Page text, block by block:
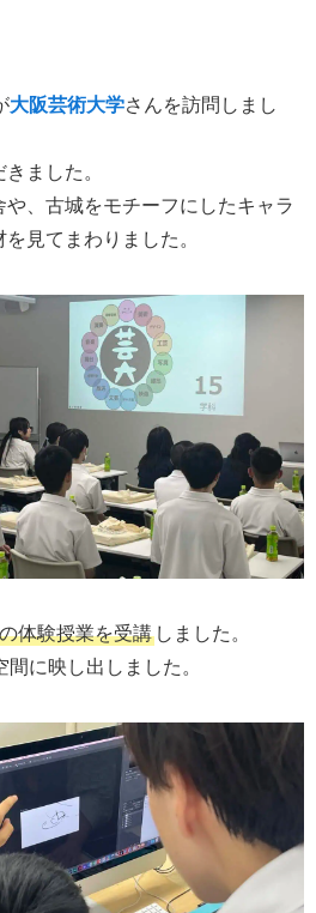
大阪芸術大学さんを訪問しまし
ました。
、古城をモチーフにしたキャラ
見てまわりました。
体験授業を受講 しました。
に映し出しました。